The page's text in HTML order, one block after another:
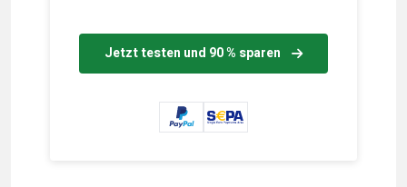
Jetzt testen und 90 % sparen